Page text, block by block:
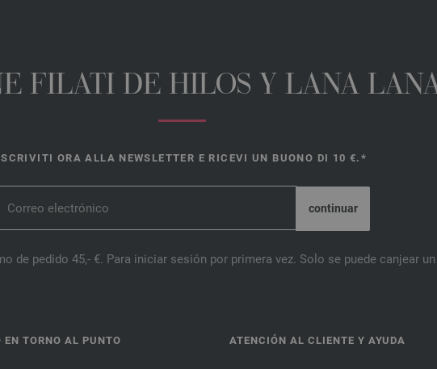
FILATI DE HILOS Y LANA
ORA ALLA NEWSLETTER E RICEVI UN BUONO DI 10 €.*
de pedido 45,- €. Para iniciar sesión por primera vez. Solo se puede canjear
EN TORNO AL PUNTO ATENCIÓN AL CLIENTE Y AYUDA